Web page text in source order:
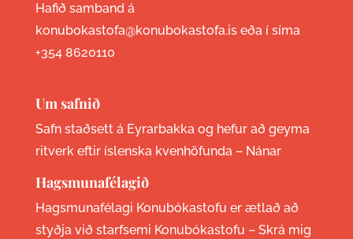
Hafið samband á
konubokastofa@konubokastofa.is eða í síma
+354 8620110
Um safnið
Safn staðsett á Eyrarbakka og hefur að geyma
ritverk eftir íslenska kvenhöfunda – Nánar
Hagsmunafélagið
Hagsmunafélagi Konubókastofu er ætlað að
styðja við starfsemi Konubókastofu – Skrá mig